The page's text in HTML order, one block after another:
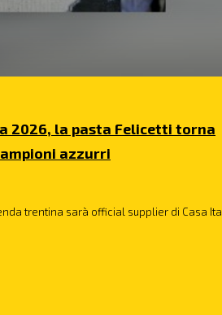
2026, la pasta Felicetti torna
azzurri
trentina sarà official supplier di Casa